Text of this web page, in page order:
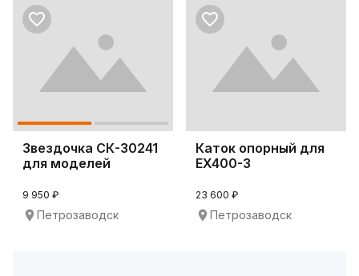
Звездочка СК-30241
для моделей
9 950 ₽
Петрозаводск
Каток опорный для
EX400-3
23 600 ₽
Петрозаводск